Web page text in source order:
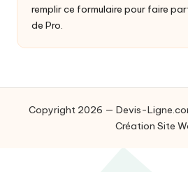
remplir ce formulaire pour faire
de Pro.
Copyright 2026 — Devis-
Création Site